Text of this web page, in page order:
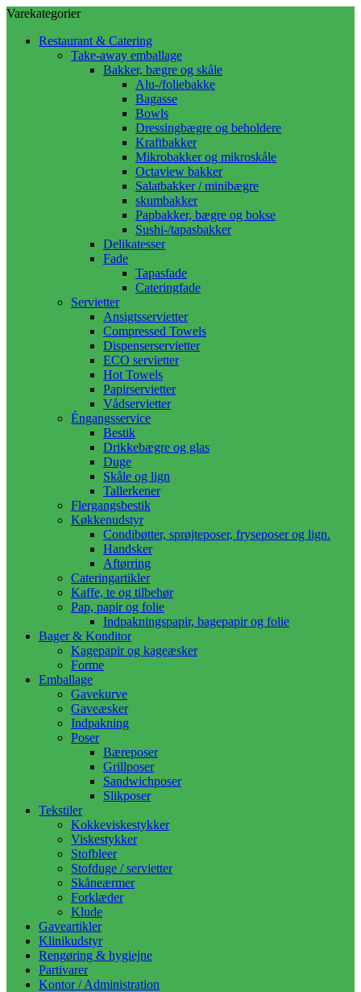
Varekategorier
Restaurant & Catering
Take-away emballage
Bakker, bægre og skåle
Alu-/foliebakke
Bagasse
Bowls
Dressingbægre og beholdere
Kraftbakker
Mikrobakker og mikroskåle
Octaview bakker
Salatbakker / minibægre
skumbakker
Papbakker, bægre og bokse
Sushi-/tapasbakker
Delikatesser
Fade
Tapasfade
Cateringfade
Servietter
Ansigtsservietter
Compressed Towels
Dispenserservietter
ECO servietter
Hot Towels
Papirservietter
Vådservietter
Éngangsservice
Bestik
Drikkebægre og glas
Duge
Skåle og lign
Tallerkener
Flergangsbestik
Køkkenudstyr
Condibøtter, sprøjteposer, fryseposer og lign.
Handsker
Aftørring
Cateringartikler
Kaffe, te og tilbehør
Pap, papir og folie
Indpakningspapir, bagepapir og folie
Bager & Konditor
Kagepapir og kageæsker
Forme
Emballage
Gavekurve
Gaveæsker
Indpakning
Poser
Bæreposer
Grillposer
Sandwichposer
Slikposer
Tekstiler
Kokkeviskestykker
Viskestykker
Stofbleer
Stofduge / servietter
Skåneærmer
Forklæder
Klude
Gaveartikler
Klinikudstyr
Rengøring & hygiejne
Partivarer
Kontor / Administration